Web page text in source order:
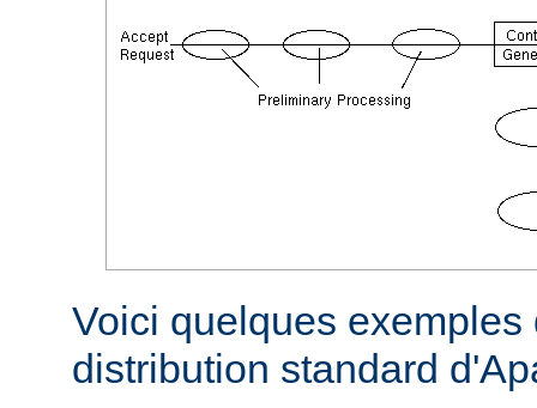
Voici quelques
distribution standard